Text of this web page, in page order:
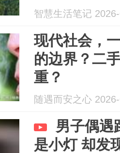
智慧生活笔记
现代社会，
的边界？二
重？
随遇而安之心
男子偶遇
是小灯 却发